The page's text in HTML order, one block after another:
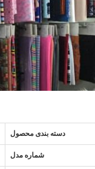
دسته بندی محصول
شماره مدل